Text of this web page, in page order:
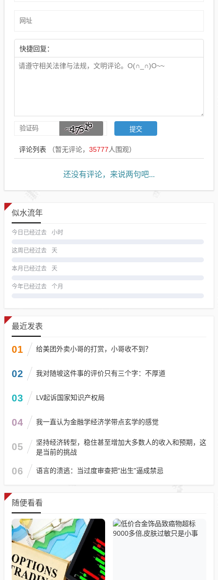
快捷回复：
评论列表 （暂无评论， 35777人围观）
还没有评论，来说两句吧...
似水流年
今日已经过去 小时
这周已经过去 天
本月已经过去 天
今年已经过去 个月
最近发表
01 给美团外卖小哥的打赏，小哥收不到？
02 我对随坡这件事的评价只有三个字：不厚道
03 LV起诉国家知识产权局
04 我一直认为金融学经济学带点玄学的感觉
05
坚持经济转型，稳住甚至增加大多数人的收入和预期，这
是当前的挑战
06 语言的溃逃：当过度审查把“出生”逼成禁忌
随便看看